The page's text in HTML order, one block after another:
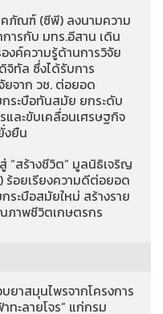
ภัณฑ์ (ซีพี) ลงนามความ
การกับ มทร.อีสาน เดิน
งค์ความรู้ด้านการวิจัย
จิทัล ซึ่งได้รับการ
จาก วช. ต่อยอด
กระบือทันสมัย ยกระดับ
และขับเคลื่อนเศรษฐกิจ
งยืน
“สร้างชีวิต” มูลนิธิเจริญ
อยเรียงความดีต่อยอด
ระบือสมัยใหม่ สร้างราย
ภาพชีวิตเกษตรกร
ยาสมุนไพรจากโครงการ
ะลายโจร” แก่กรม